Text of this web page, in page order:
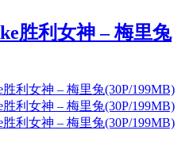
胜利女神 – 梅里兔